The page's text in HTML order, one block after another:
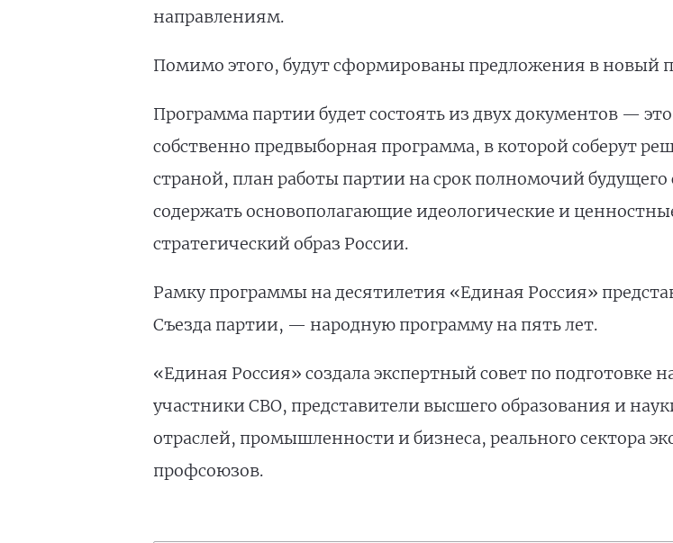
направлениям.
Помимо этого, будут сформированы предложения в новый
Программа партии будет состоять из двух документов —
собственно предвыборная программа, в которой соберут
страной, план работы партии на срок полномочий будущего
содержать основополагающие идеологические и
стратегический образ России.
Рамку программы на десятилетия «Единая Россия»
Съезда партии, — народную программу на пять лет.
«Единая Россия» создала экспертный совет по
участники СВО, представители высшего образования и
отраслей, промышленности и бизнеса, реального сектора
профсоюзов.